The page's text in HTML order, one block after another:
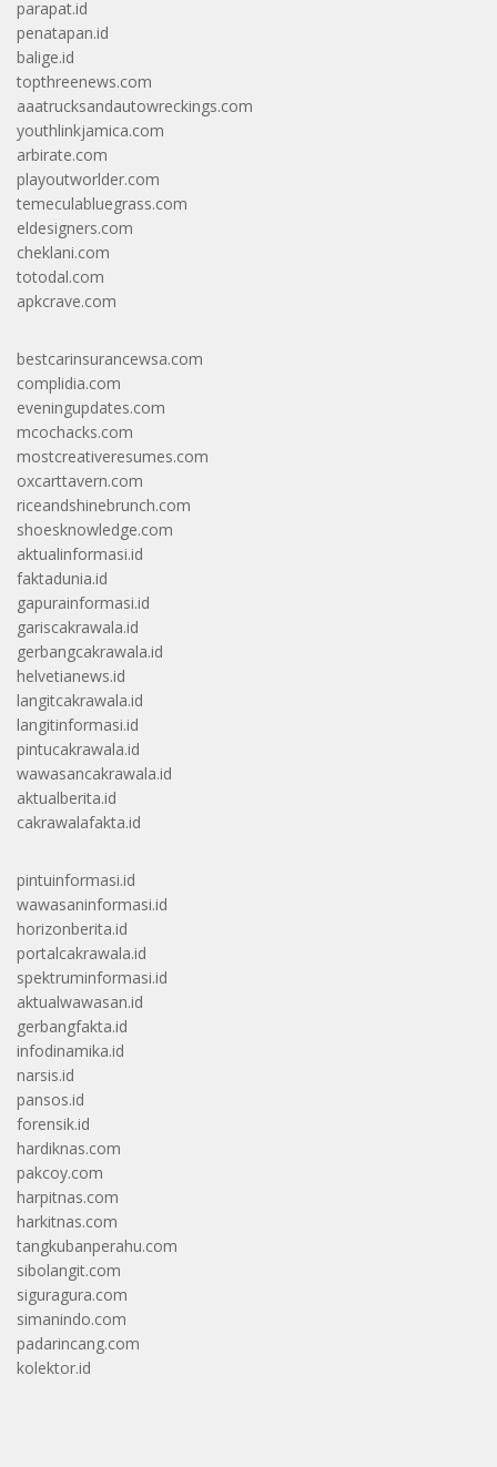
parapat.id
penatapan.id
balige.id
topthreenews.com
aaatrucksandautowreckings.com
youthlinkjamica.com
arbirate.com
playoutworlder.com
temeculabluegrass.com
eldesigners.com
cheklani.com
totodal.com
apkcrave.com
bestcarinsurancewsa.com
complidia.com
eveningupdates.com
mcochacks.com
mostcreativeresumes.com
oxcarttavern.com
riceandshinebrunch.com
shoesknowledge.com
aktualinformasi.id
faktadunia.id
gapurainformasi.id
gariscakrawala.id
gerbangcakrawala.id
helvetianews.id
langitcakrawala.id
langitinformasi.id
pintucakrawala.id
wawasancakrawala.id
aktualberita.id
cakrawalafakta.id
pintuinformasi.id
wawasaninformasi.id
horizonberita.id
portalcakrawala.id
spektruminformasi.id
aktualwawasan.id
gerbangfakta.id
infodinamika.id
narsis.id
pansos.id
forensik.id
hardiknas.com
pakcoy.com
harpitnas.com
harkitnas.com
tangkubanperahu.com
sibolangit.com
siguragura.com
simanindo.com
padarincang.com
kolektor.id